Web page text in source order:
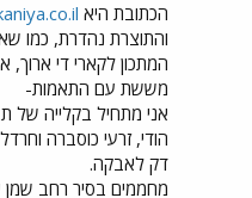
הכתובת היא
והתוצרת נהדרת, כמו
המתכון לקארי די
מששת עם התאמות-
אני מתחיל בקלייה של
הודי, זרעי כוסברה
דק לאבקה.
מחממים בסיר רחב